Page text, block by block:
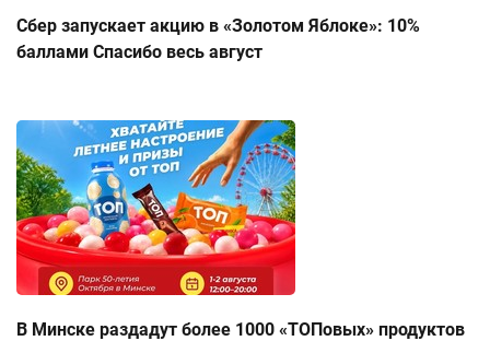
Сбер запускает акцию в «Золотом Яблоке»: 10%
баллами Спасибо весь август
В Минске раздадут более 1000 «ТОПовых» продуктов